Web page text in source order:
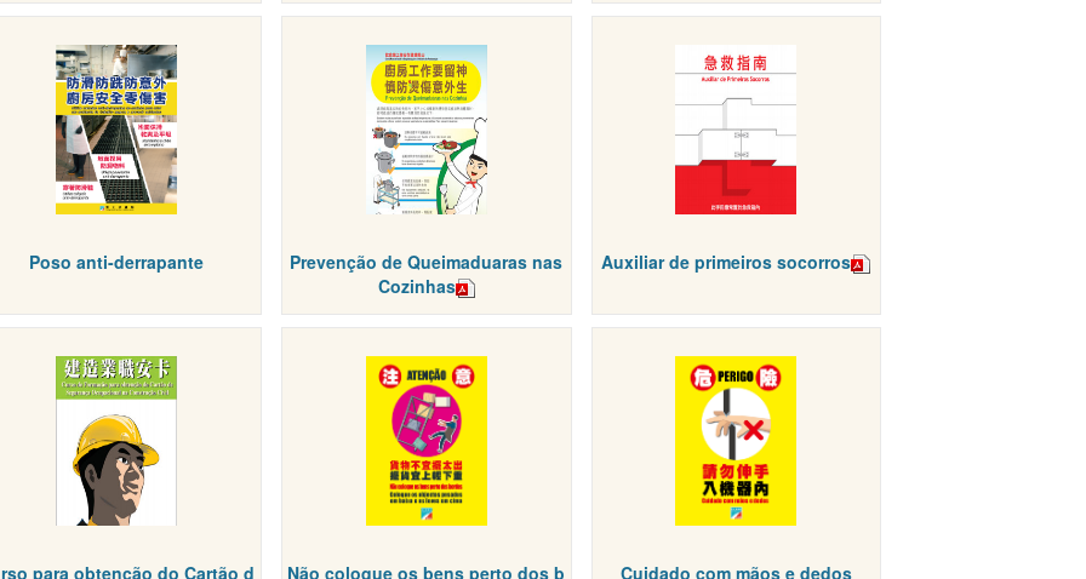
Poso anti-derrapante
Prevenção de Queimaduaras nas
Cozinhas
Auxiliar de primeiros socorros
para obtenção do Cartão d Não coloque os bens perto dos b Cuidado com mãos e dedos